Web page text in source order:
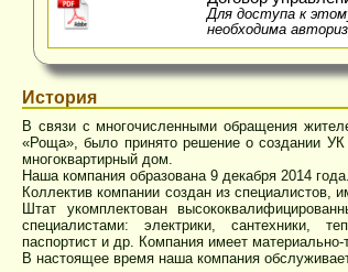
Договор
Для доступа к
необходима
Для доступа к
необходима
История
В связи с многочисленными обращения
«Роща», было принято решение о
многоквартирный дом.